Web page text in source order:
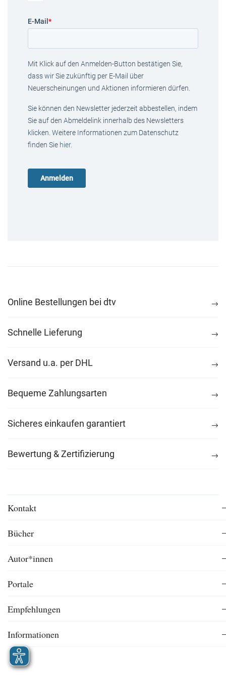
E-Mail *
Mit Klick auf den Anmelden-Button bestätigen Sie,
dass wir Sie zukünftig per E-Mail über
Neuerscheinungen und Aktionen informieren dürfen.
Sie können den Newsletter jederzeit abbestellen, indem
Sie auf den Abmeldelink innerhalb des Newsletters
klicken. Weitere Informationen zum Datenschutz
finden Sie hier.
Online Bestellungen bei dtv
Schnelle Lieferung
Versand u.a. per DHL
Bequeme Zahlungsarten
Sicheres einkaufen garantiert
Bewertung & Zertifizierung
Kontakt
Bücher
Autor*innen
Portale
Empfehlungen
Informationen